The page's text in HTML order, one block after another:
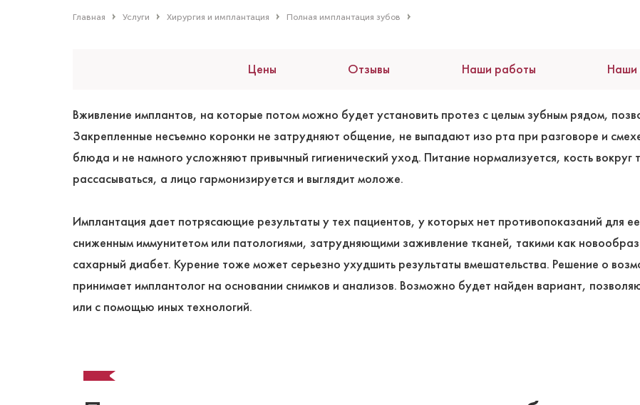
Главная Услуги Хирургия и имплантация Полная имплантация зубов
Цены Отзывы Наши работы Наши
Вживление имплантов, на которые потом можно будет установить протез с целым зубным рядом,
Закрепленные несъемно коронки не затрудняют общение, не выпадают изо рта при разговоре и
блюда и не намного усложняют привычный гигиенический уход. Питание нормализуется, кость
рассасываться, а лицо гармонизируется и выглядит моложе.
Имплантация дает потрясающие результаты у тех пациентов, у которых нет противопоказаний для
сниженным иммунитетом или патологиями, затрудняющими заживление тканей, такими как
сахарный диабет. Курение тоже может серьезно ухудшить результаты вмешательства. Решение о
принимает имплантолог на основании снимков и анализов. Возможно будет найден вариант,
или с помощью иных технологий.